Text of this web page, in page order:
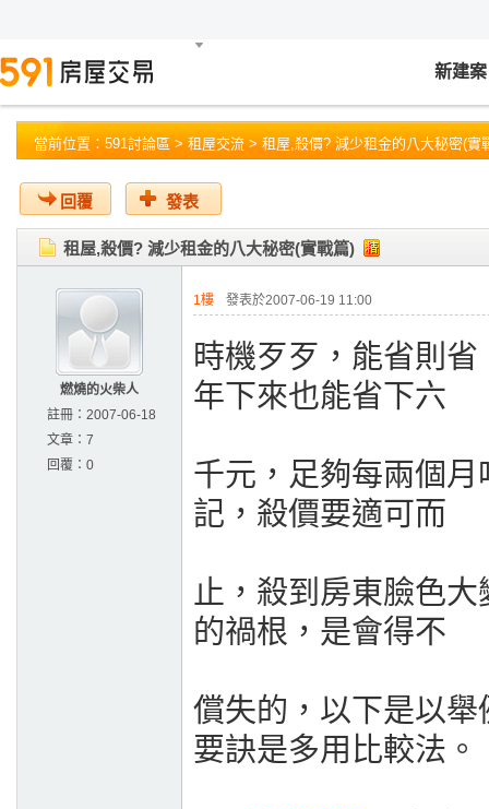
新建案
當前位置： 591討論區 > 租屋交流 > 租屋,殺價? 減少租金的八大秘密(實
回覆 發表
租屋,殺價? 減少租金的八大秘密(實戰篇)
燃燒的火柴人
註冊： 2007-06-18
文章： 7
回覆： 0
1樓 發表於2007-06-19 11:00
時機歹歹，能省則
年下來也能省下六
千元，足夠每兩個
記，殺價要適可而
止，殺到房東臉色
的禍根，是會得不
償失的，以下是以
要訣是多用比較法。